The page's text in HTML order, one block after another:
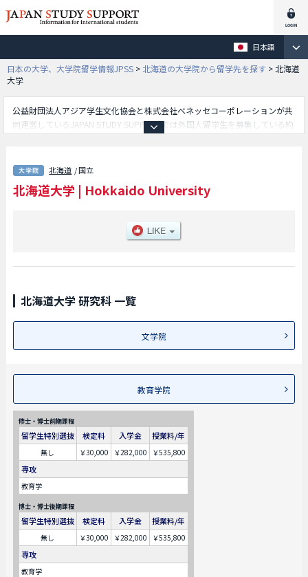
日本語
日本の大学、大学院留学情報JPSS > 北海道の大学院から留学先を探す > 北海道
大学
公益財団法人アジア学生文化協会と株式会社ベネッセコーポレーションが共
同運営しているJAPAN STUDY SUPPORTでは外国人留学生を募集している約
や法学研究科や経済学院や理学院や医学院や歯学院や生命科学院や工学院や
農学院や大学院獣医学院や水産科学院や大学院環境科学院や国際広報メディ
ア・観光学院や情報科学院や公共政策学教育部や保健科学院や総合化学院や
募集定員や合格者数など入試情報、施設案内、アクセスなど外国人留学生に
必要な情報を掲載しているので是非ご利用ください。
北海道 / 国立
北海道大学 | Hokkaido University
北海道大学 研究科 一覧
文学院
教育学院
修士・博士前期課程
留学生特別選抜 検定料 入学金 授業料/年
無し ￥30,000 ￥282,000 ￥535,800
専攻
教育学
博士・博士後期課程
留学生特別選抜 検定料 入学金 授業料/年
無し ￥30,000 ￥282,000 ￥535,800
専攻
教育学